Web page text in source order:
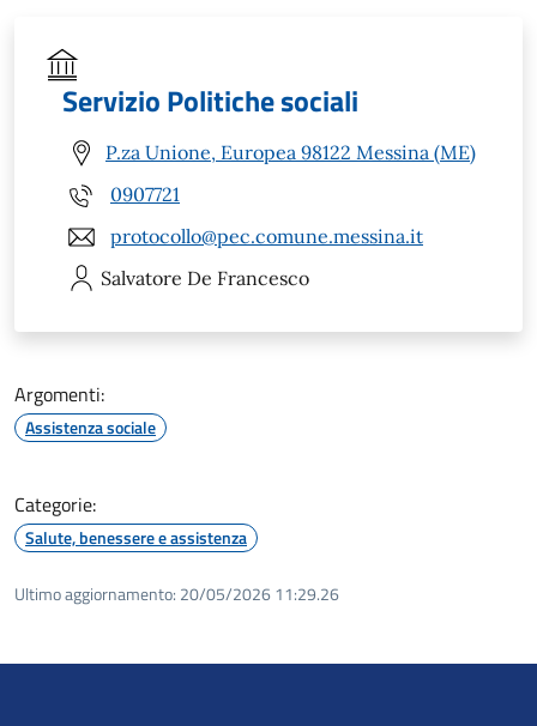
Servizio Politiche sociali
P.za Unione, Europea 98122 Messina (ME)
0907721
protocollo@pec.comune.messina.it
Salvatore De Francesco
Argomenti:
Assistenza sociale
Categorie:
Salute, benessere e assistenza
Ultimo aggiornamento: 20/05/2026 11:29.26